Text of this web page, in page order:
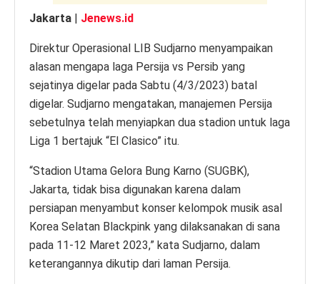
Jakarta | Jenews.id
Direktur Operasional LIB Sudjarno menyampaikan
alasan mengapa laga Persija vs Persib yang
sejatinya digelar pada Sabtu (4/3/2023) batal
digelar. Sudjarno mengatakan, manajemen Persija
sebetulnya telah menyiapkan dua stadion untuk laga
Liga 1 bertajuk “El Clasico” itu.
“Stadion Utama Gelora Bung Karno (SUGBK),
Jakarta, tidak bisa digunakan karena dalam
persiapan menyambut konser kelompok musik asal
Korea Selatan Blackpink yang dilaksanakan di sana
pada 11-12 Maret 2023,” kata Sudjarno, dalam
keterangannya dikutip dari laman Persija.